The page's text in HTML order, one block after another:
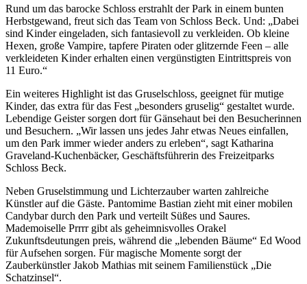
Rund um das barocke Schloss erstrahlt der Park in einem bunten
Herbstgewand, freut sich das Team von Schloss Beck. Und: „Dabei
sind Kinder eingeladen, sich fantasievoll zu verkleiden. Ob kleine
Hexen, große Vampire, tapfere Piraten oder glitzernde Feen – alle
verkleideten Kinder erhalten einen vergünstigten Eintrittspreis von
11 Euro.“
Ein weiteres Highlight ist das Gruselschloss, geeignet für mutige
Kinder, das extra für das Fest „besonders gruselig“ gestaltet wurde.
Lebendige Geister sorgen dort für Gänsehaut bei den Besucherinnen
und Besuchern. „Wir lassen uns jedes Jahr etwas Neues einfallen,
um den Park immer wieder anders zu erleben“, sagt Katharina
Graveland-Kuchenbäcker, Geschäftsführerin des Freizeitparks
Schloss Beck.
Neben Gruselstimmung und Lichterzauber warten zahlreiche
Künstler auf die Gäste. Pantomime Bastian zieht mit einer mobilen
Candybar durch den Park und verteilt Süßes und Saures.
Mademoiselle Prrrr gibt als geheimnisvolles Orakel
Zukunftsdeutungen preis, während die „lebenden Bäume“ Ed Wood
für Aufsehen sorgen. Für magische Momente sorgt der
Zauberkünstler Jakob Mathias mit seinem Familienstück „Die
Schatzinsel“.